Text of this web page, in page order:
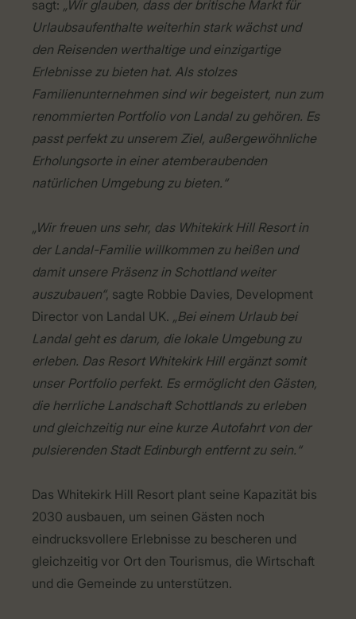
sagt: „Wir glauben, dass der britische Markt für
Urlaubsaufenthalte weiterhin stark wächst und
den Reisenden werthaltige und einzigartige
Erlebnisse zu bieten hat. Als stolzes
Familienunternehmen sind wir begeistert, nun zum
renommierten Portfolio von Landal zu gehören. Es
passt perfekt zu unserem Ziel, außergewöhnliche
Erholungsorte in einer atemberaubenden
natürlichen Umgebung zu bieten.“
„Wir freuen uns sehr, das Whitekirk Hill Resort in
der Landal-Familie willkommen zu heißen und
damit unsere Präsenz in Schottland weiter
auszubauen“, sagte Robbie Davies, Development
Director von Landal UK. „Bei einem Urlaub bei
Landal geht es darum, die lokale Umgebung zu
erleben. Das Resort Whitekirk Hill ergänzt somit
unser Portfolio perfekt. Es ermöglicht den Gästen,
die herrliche Landschaft Schottlands zu erleben
und gleichzeitig nur eine kurze Autofahrt von der
pulsierenden Stadt Edinburgh entfernt zu sein.“
Das Whitekirk Hill Resort plant seine Kapazität bis
2030 ausbauen, um seinen Gästen noch
eindrucksvollere Erlebnisse zu bescheren und
gleichzeitig vor Ort den Tourismus, die Wirtschaft
und die Gemeinde zu unterstützen.